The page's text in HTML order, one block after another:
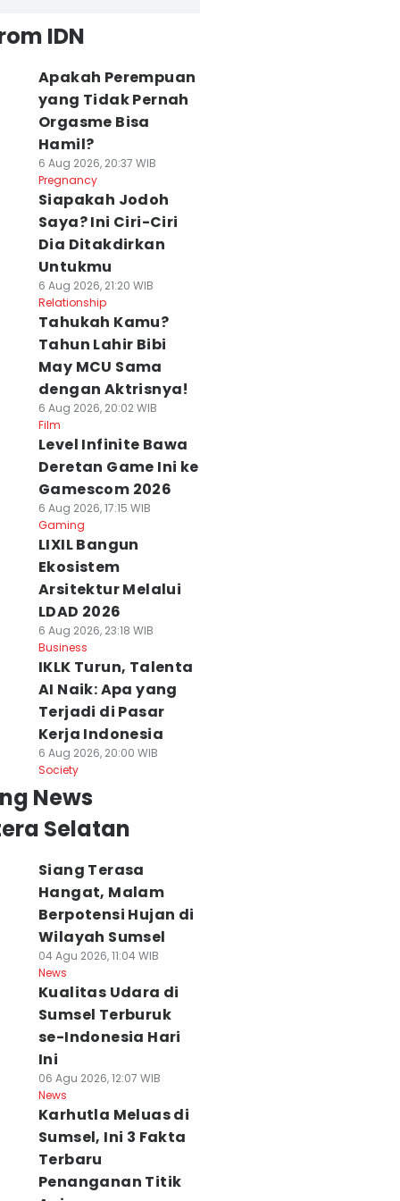
IDN
Apakah Perempuan
yang Tidak Pernah
Orgasme Bisa
Hamil?
6 Aug 2026, 20:37 WIB
Pregnancy
Siapakah Jodoh
Saya? Ini Ciri-Ciri
Dia Ditakdirkan
Untukmu
6 Aug 2026, 21:20 WIB
Relationship
Tahukah Kamu?
Tahun Lahir Bibi
May MCU Sama
dengan Aktrisnya!
6 Aug 2026, 20:02 WIB
Film
Level Infinite Bawa
Deretan Game Ini ke
Gamescom 2026
6 Aug 2026, 17:15 WIB
Gaming
LIXIL Bangun
Ekosistem
Arsitektur Melalui
LDAD 2026
6 Aug 2026, 23:18 WIB
Business
IKLK Turun, Talenta
AI Naik: Apa yang
Terjadi di Pasar
Kerja Indonesia
6 Aug 2026, 20:00 WIB
Society
News
Selatan
Siang Terasa
Hangat, Malam
Berpotensi Hujan di
Wilayah Sumsel
04 Agu 2026, 11:04 WIB
News
Kualitas Udara di
Sumsel Terburuk
se-Indonesia Hari
Ini
06 Agu 2026, 12:07 WIB
News
Karhutla Meluas di
Sumsel, Ini 3 Fakta
Terbaru
Penanganan Titik